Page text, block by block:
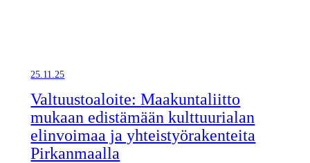
25.11.25
Valtuustoaloite: Maakuntaliitto
mukaan edistämään kulttuurialan
elinvoimaa ja yhteistyörakenteita
Pirkanmaalla